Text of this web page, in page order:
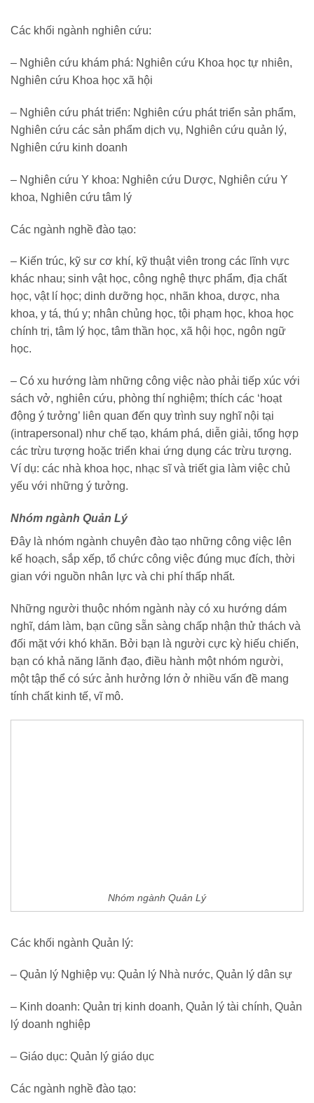
Các khối ngành nghiên cứu:
– Nghiên cứu khám phá: Nghiên cứu Khoa học tự nhiên,
Nghiên cứu Khoa học xã hội
– Nghiên cứu phát triển: Nghiên cứu phát triển sản phẩm,
Nghiên cứu các sản phẩm dịch vụ, Nghiên cứu quản lý,
Nghiên cứu kinh doanh
– Nghiên cứu Y khoa: Nghiên cứu Dược, Nghiên cứu Y
khoa, Nghiên cứu tâm lý
Các ngành nghề đào tạo:
– Kiến trúc, kỹ sư cơ khí, kỹ thuật viên trong các lĩnh vực
khác nhau; sinh vật học, công nghệ thực phẩm, địa chất
học, vật lí học; dinh dưỡng học, nhãn khoa, dược, nha
khoa, y tá, thú y; nhân chủng học, tội phạm học, khoa học
chính trị, tâm lý học, tâm thần học, xã hội học, ngôn ngữ
học.
– Có xu hướng làm những công việc nào phải tiếp xúc với
sách vở, nghiên cứu, phòng thí nghiệm; thích các ‘hoạt
động ý tưởng’ liên quan đến quy trình suy nghĩ nội tại
(intrapersonal) như chế tạo, khám phá, diễn giải, tổng hợp
các trừu tượng hoặc triển khai ứng dụng các trừu tượng.
Ví dụ: các nhà khoa học, nhạc sĩ và triết gia làm việc chủ
yếu với những ý tưởng.
Nhóm ngành Quản Lý
Đây là nhóm ngành chuyên đào tạo những công việc lên
kế hoạch, sắp xếp, tổ chức công việc đúng mục đích, thời
gian với nguồn nhân lực và chi phí thấp nhất.
Những người thuộc nhóm ngành này có xu hướng dám
nghĩ, dám làm, bạn cũng sẵn sàng chấp nhận thử thách và
đối mặt với khó khăn. Bởi bạn là người cực kỳ hiếu chiến,
bạn có khả năng lãnh đạo, điều hành một nhóm người,
một tập thể có sức ảnh hưởng lớn ở nhiều vấn đề mang
tính chất kinh tế, vĩ mô.
Nhóm ngành Quản Lý
Các khối ngành Quản lý:
– Quản lý Nghiệp vụ: Quản lý Nhà nước, Quản lý dân sự
– Kinh doanh: Quản trị kinh doanh, Quản lý tài chính, Quản
lý doanh nghiệp
– Giáo dục: Quản lý giáo dục
Các ngành nghề đào tạo: